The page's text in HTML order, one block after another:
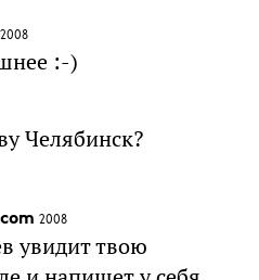
2008
:-)
Челябинск?
2008
увидит твою